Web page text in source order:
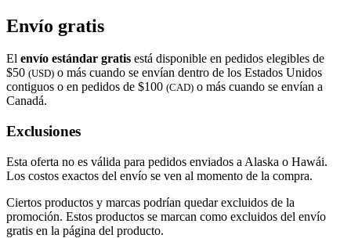
Envío gratis
El envío estándar gratis está disponible en pedidos elegibles de
$50 (USD) o más cuando se envían dentro de los Estados Unidos
contiguos o en pedidos de $100 (CAD) o más cuando se envían a
Canadá.
Exclusiones
Esta oferta no es válida para pedidos enviados a Alaska o Hawái.
Los costos exactos del envío se ven al momento de la compra.
Ciertos productos y marcas podrían quedar excluidos de la
promoción. Estos productos se marcan como excluidos del envío
gratis en la página del producto.